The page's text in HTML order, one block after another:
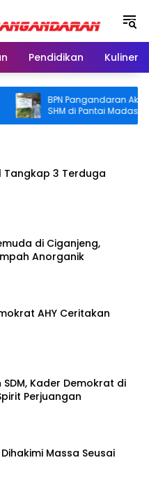
Pendidikan Kuliner
BPN Pangandaran Akan Cek
SHM di Pantai Madasari,
Usut Asal-usul Sertifikat
Tangkap 3 Terduga
di Ciganjeng,
Anorganik
AHY Ceritakan
Kader Demokrat di
Perjuangan
Massa Seusai